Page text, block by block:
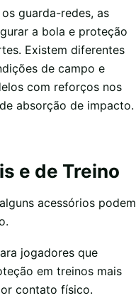
guarda-redes, as
a bola e proteção
Existem diferentes
de campo e
com reforços nos
absorção de impacto.
e de Treino
acessórios podem
jogadores que
em treinos mais
contato físico.